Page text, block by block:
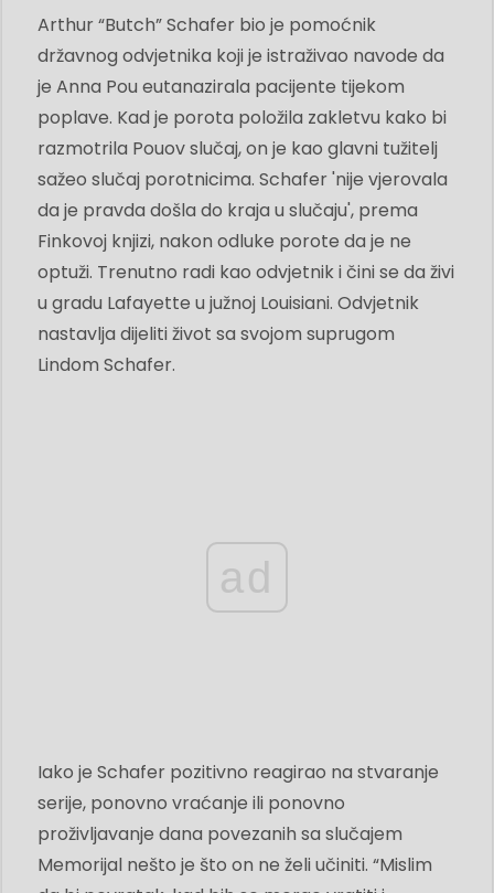
Arthur “Butch” Schafer bio je pomoćnik
državnog odvjetnika koji je istraživao navode da
je Anna Pou eutanazirala pacijente tijekom
poplave. Kad je porota položila zakletvu kako bi
razmotrila Pouov slučaj, on je kao glavni tužitelj
sažeo slučaj porotnicima. Schafer 'nije vjerovala
da je pravda došla do kraja u slučaju', prema
Finkovoj knjizi, nakon odluke porote da je ne
optuži. Trenutno radi kao odvjetnik i čini se da živi
u gradu Lafayette u južnoj Louisiani. Odvjetnik
nastavlja dijeliti život sa svojom suprugom
Lindom Schafer.
ad
Iako je Schafer pozitivno reagirao na stvaranje
serije, ponovno vraćanje ili ponovno
proživljavanje dana povezanih sa slučajem
Memorijal nešto je što on ne želi učiniti. “Mislim